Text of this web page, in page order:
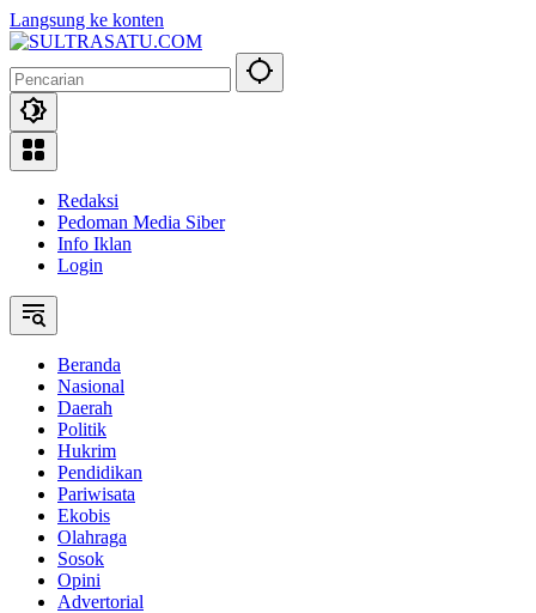
Langsung ke konten
Redaksi
Pedoman Media Siber
Info Iklan
Login
Beranda
Nasional
Daerah
Politik
Hukrim
Pendidikan
Pariwisata
Ekobis
Olahraga
Sosok
Opini
Advertorial